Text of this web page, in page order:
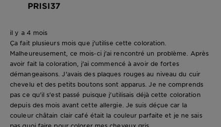
PRISI37
il y a 4 mois
Ça fait plusieurs mois que j'utilise cette coloration.
Malheureusement, ce mois-ci j'ai rencontré un problème. Après
avoir fait la coloration, j'ai commencé à avoir de fortes
démangeaisons. J'avais des plaques rouges au niveau du cuir
chevelu et des petits boutons sont apparus. Je ne comprends
pas ce qu'il s'est passé puisque j'utilisais déjà cette coloration
depuis des mois avant cette allergie. Je suis déçue car la
couleur châtain clair café était la couleur parfaite et je ne sais